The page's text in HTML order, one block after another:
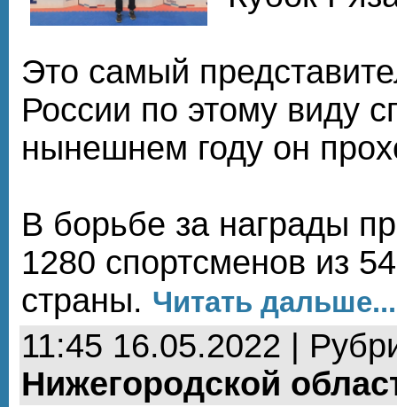
Это самый
России по этому виду
нынешнем году он
В борьбе за награды
1280 спортсменов из
страны. Читать дальше...
11:45 16.05.2022 |
Нижегородской